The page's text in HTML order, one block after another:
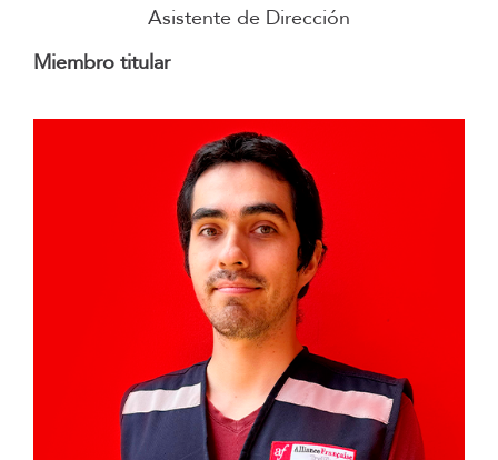
Asistente de Dirección
Miembro titular